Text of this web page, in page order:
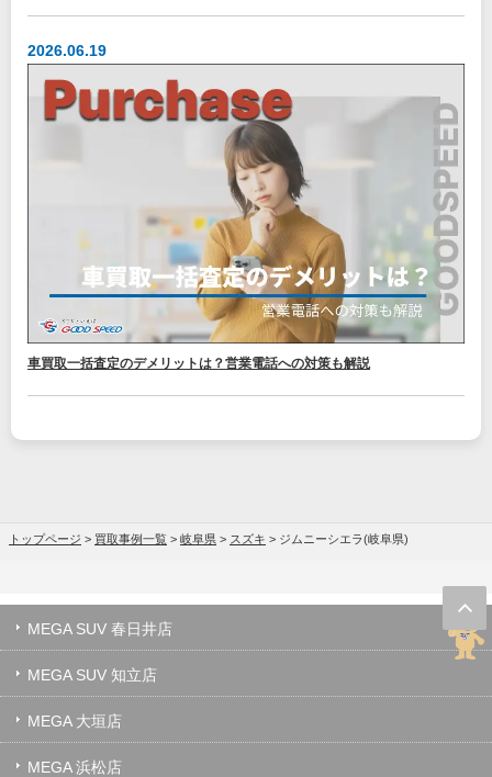
2026.06.19
車買取一括査定のデメリットは？営業電話への対策も解説
トップページ > 買取事例一覧 > 岐阜県 > スズキ > ジムニーシエラ(岐阜県)
MEGA SUV 春日井店
MEGA SUV 知立店
MEGA 大垣店
MEGA 浜松店